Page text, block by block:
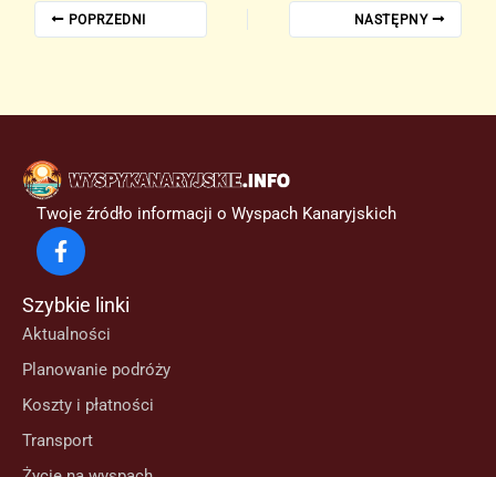
POPRZEDNI NASTĘPNY
Twoje źródło informacji o Wyspach Kanaryjskich
Szybkie linki
Aktualności
Planowanie podróży
Koszty i płatności
Transport